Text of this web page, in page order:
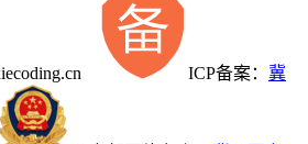
ICP备案： 冀